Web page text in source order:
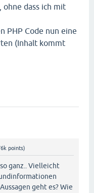
dass ich mit
PHP Code nun eine
(Inhalt kommt
points)
ganz.. Vielleicht
geht es? Wie